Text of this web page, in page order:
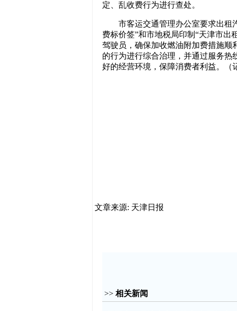
定、乱收费行为进行查处。
市客运交通管理办公室要求出租汽
费标价签”和市地税局印制“天津市出
驾驶员，确保加收燃油附加费措施顺
的行为进行综合治理，并通过服务热
好的经营环境，保障消费者利益。（
文章来源: 天津日报
>> 相关新闻